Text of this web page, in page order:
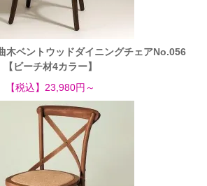
木ベントウッドダイニングチェアNo.056
【ビーチ材4カラー】
【税込】23,980円～